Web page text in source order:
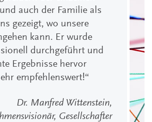
auch der Familie als
gezeigt, wo unsere
kann. Er wurde
durchgeführt und
Ergebnisse hervor
empfehlenswert!“
Dr. Manfred Wittenstein,
Gesellschafter